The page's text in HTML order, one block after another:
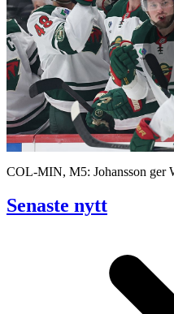
COL-MIN, M5: Johansson ger
Senaste nytt